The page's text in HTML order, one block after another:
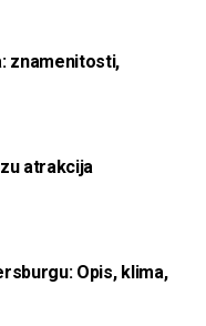
znamenitosti,
atrakcija
Opis, klima,